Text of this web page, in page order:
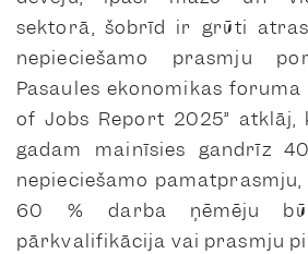
sektorā, šobrīd ir grūti
nepieciešamo prasmju
Pasaules ekonomikas
of Jobs Report 2025”
gadam mainīsies gandrīz
nepieciešamo
60 % darba ņēmēju būs
pārkvalifikācija vai prasmju